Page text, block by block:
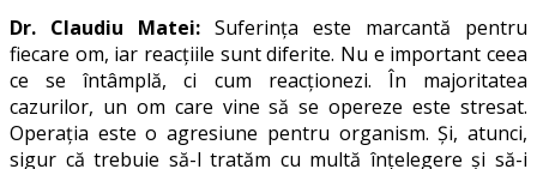
Dr. Claudiu Matei: Suferința este marcantă pentru
fiecare om, iar reacțiile sunt diferite. Nu e important ceea
ce se întâmplă, ci cum reacționezi. În majoritatea
cazurilor, un om care vine să se opereze este stresat.
Operația este o agresiune pentru organism. Și, atunci,
sigur că trebuie să-l tratăm cu multă înțelegere și să-i